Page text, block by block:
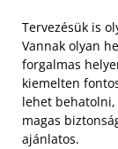
Tervezésük is
Vannak olyan
forgalmas
kiemelten
lehet
magas
ajánlatos.